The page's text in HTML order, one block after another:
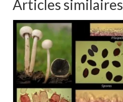
Articles similaires